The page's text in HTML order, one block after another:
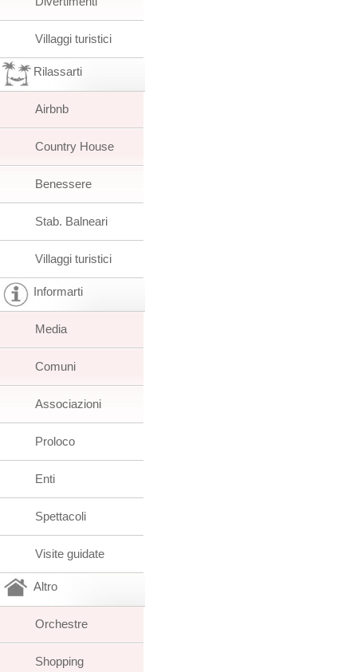
Villaggi turistici
Rilassarti
Airbnb
Country House
Benessere
Stab. Balneari
Villaggi turistici
Informarti
Media
Comuni
Associazioni
Proloco
Enti
Spettacoli
Visite guidate
Altro
Orchestre
Shopping